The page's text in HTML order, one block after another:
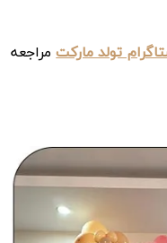
تولد مارکتمراجعه